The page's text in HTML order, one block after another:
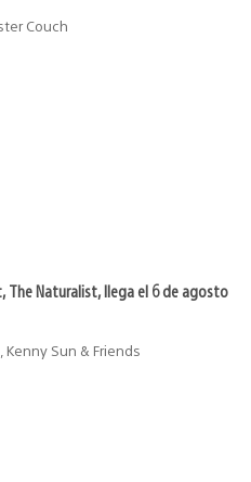
Couch
The Naturalist, llega el 6 de agosto
Sun & Friends